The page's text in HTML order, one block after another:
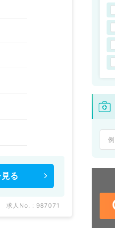
見る
求人No. : 987071